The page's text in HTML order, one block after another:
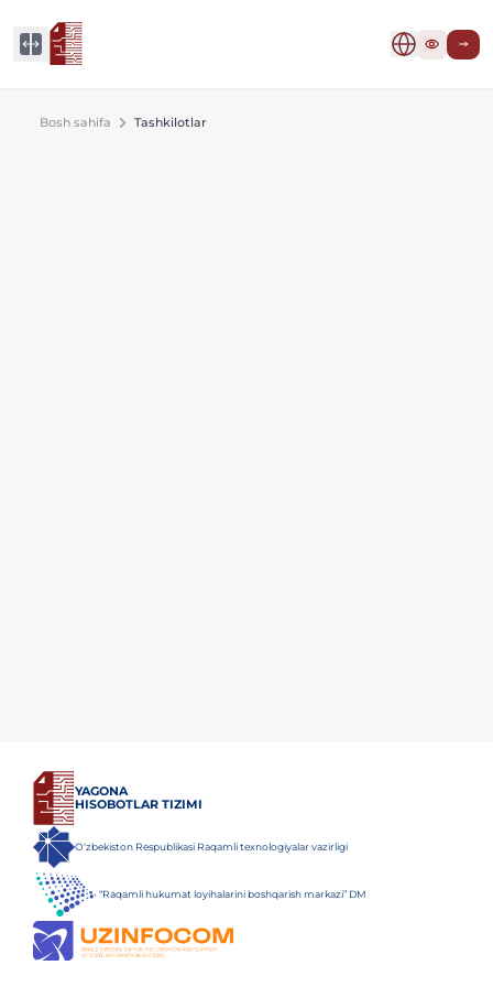
Bosh sahifa Tashkilotlar
YAGONA
HISOBOTLAR TIZIMI
O‘zbekiston Respublikasi Raqamli texnologiyalar vazirligi
“Raqamli hukumat loyihalarini boshqarish markazi” DM